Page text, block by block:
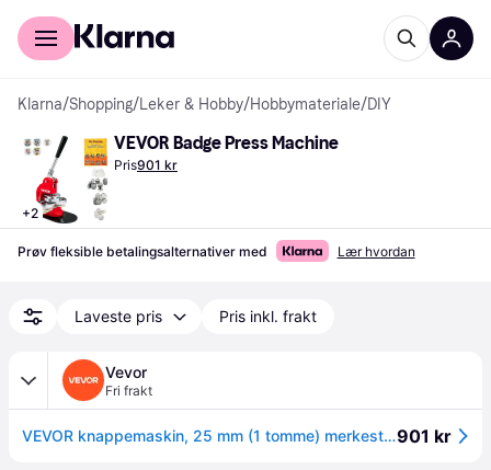
For kunder
Klarna/Shopping/Leker & Hobby/Hobbymateriale/DIY
+2
VEVOR Badge Press Machine
Pris901 kr
Prøv fleksible betalingsalternativer med Lær hvordan
Laveste pris Pris inkl. frakt
Vevor
Fri frakt
VEVOR knappemaskin, 25 mm (1 tomme) merkestansepressesett, barn DIY-gaver nålemaskin, knappelagingsutstyr med 500 stk. knappdeler og sirkelkutter og magisk bok901 kr